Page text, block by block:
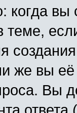
когда
же вы её
Вы